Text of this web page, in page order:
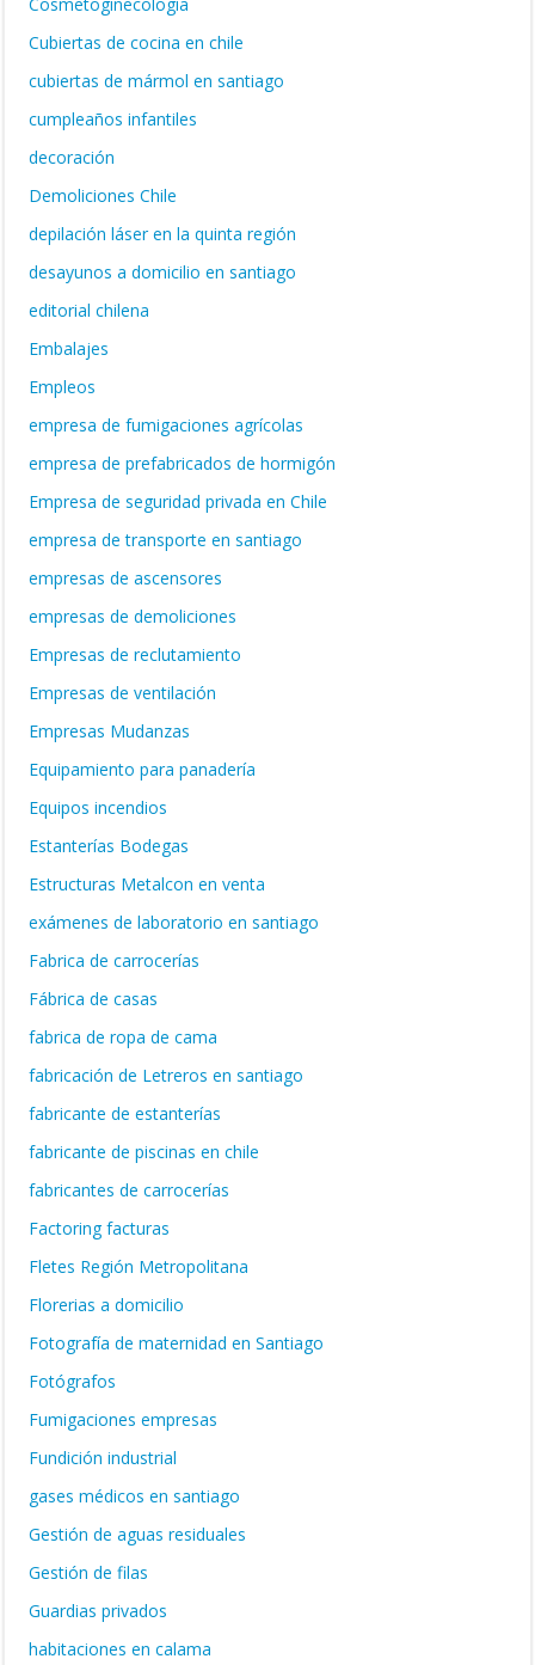
Cubiertas de cocina en chile
cubiertas de mármol en santiago
cumpleaños infantiles
decoración
Demoliciones Chile
depilación láser en la quinta región
desayunos a domicilio en santiago
editorial chilena
Embalajes
Empleos
empresa de fumigaciones agrícolas
empresa de prefabricados de hormigón
Empresa de seguridad privada en Chile
empresa de transporte en santiago
empresas de ascensores
empresas de demoliciones
Empresas de reclutamiento
Empresas de ventilación
Empresas Mudanzas
Equipamiento para panadería
Equipos incendios
Estanterías Bodegas
Estructuras Metalcon en venta
exámenes de laboratorio en santiago
Fabrica de carrocerías
Fábrica de casas
fabrica de ropa de cama
fabricación de Letreros en santiago
fabricante de estanterías
fabricante de piscinas en chile
fabricantes de carrocerías
Factoring facturas
Fletes Región Metropolitana
Florerias a domicilio
Fotografía de maternidad en Santiago
Fotógrafos
Fumigaciones empresas
Fundición industrial
gases médicos en santiago
Gestión de aguas residuales
Gestión de filas
Guardias privados
habitaciones en calama